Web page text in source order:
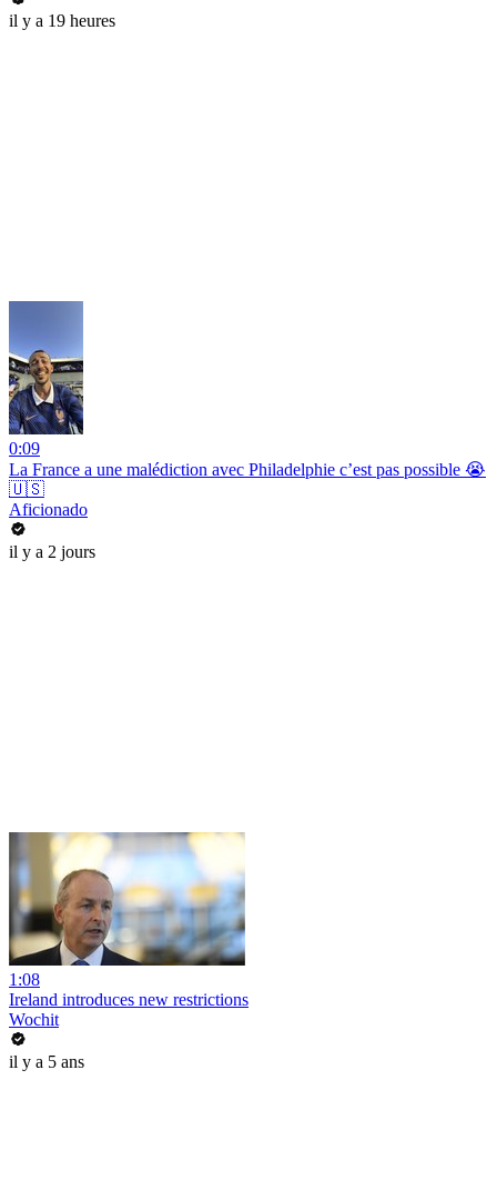
il y a 19 heures
0:09
La France a une malédiction avec Philadelphie c’est pas possible 😭
🇺🇸
Aficionado
il y a 2 jours
1:08
Ireland introduces new restrictions
Wochit
il y a 5 ans